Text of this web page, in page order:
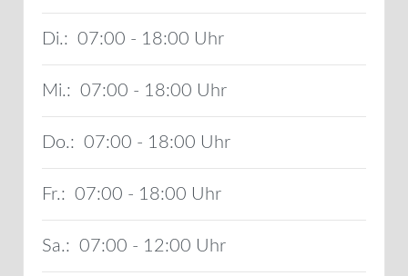
Di.: 07:00 - 18:00
Mi.: 07:00 - 18:00
Do.: 07:00 - 18:00
Fr.: 07:00 - 18:00
Sa.: 07:00 - 12:00